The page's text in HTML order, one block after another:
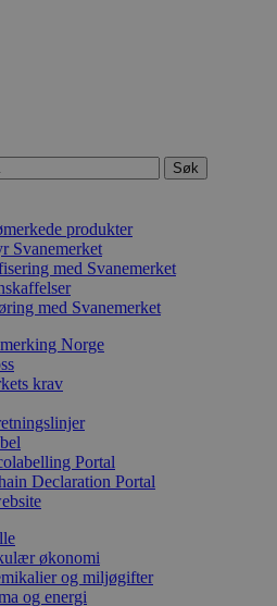
produkter
Svanemerket
med Svanemerket
med Svanemerket
Norge
krav
Portal
Declaration Portal
økonomi
og miljøgifter
og energi